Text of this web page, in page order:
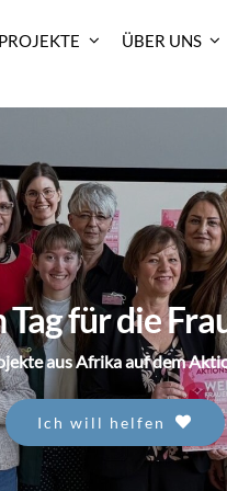
PROJEKTE ÜBER UNS
Tag für die
aus Afrika auf dem
Ich will helfen